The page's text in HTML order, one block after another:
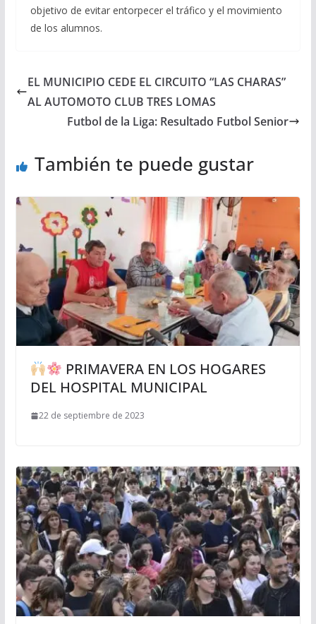
objetivo de evitar entorpecer el tráfico y el movimiento
de los alumnos.
EL MUNICIPIO CEDE EL CIRCUITO “LAS CHARAS”
AL AUTOMOTO CLUB TRES LOMAS
Futbol de la Liga: Resultado Futbol Senior
También te puede gustar
PRIMAVERA EN LOS HOGARES
DEL HOSPITAL MUNICIPAL
22 de septiembre de 2023